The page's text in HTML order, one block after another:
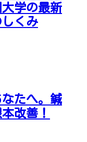
学の最新
くみ
たへ。鍼
改善！